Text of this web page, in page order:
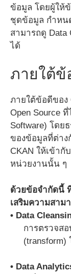
ข้อมูล โดยผู้ให้
ชุดข้อมูล กำหน
สามารถดู Data
ได้
ภายใต้ข้
ภายใต้ข้อดีของ
Open Source
Software) โดย
ของข้อมูลที่ต่าง
CKAN ให้เข้ากั
หน่วยงานนั้น ๆ
ด้วยข้อจำกัดนี้
เสริมความสาม
• Data
การตรวจส
(transform)
• Data